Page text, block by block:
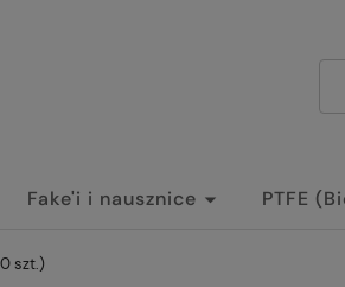
Fake'i i nausznice PTFE
szt.)